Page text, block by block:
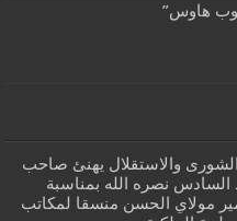
هاوس”
والاستقلال يهنئ صاحب
السادس نصره الله بمناسبة
مولاي الحسن منسقا لمكاتب